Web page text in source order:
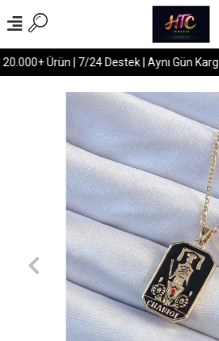
Ürün | 7/24 Destek | Aynı Gün Kargo